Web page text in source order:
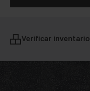
Verificar inventario